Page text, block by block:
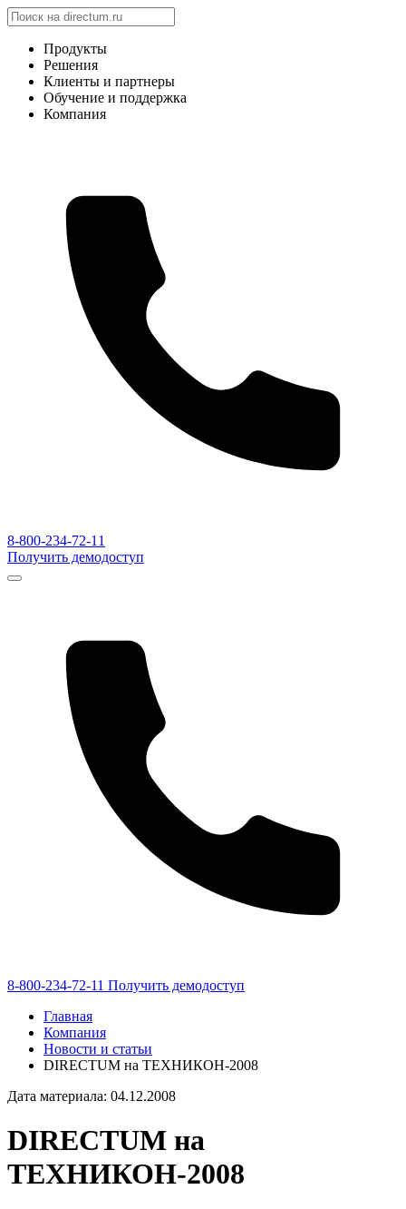
Продукты
Решения
Клиенты и партнеры
Обучение и поддержка
Компания
8-800-234-72-11
Получить демодоступ
8-800-234-72-11 Получить демодоступ
Главная
Компания
Новости и статьи
DIRECTUM на ТЕХНИКОН-2008
Дата материала: 04.12.2008
DIRECTUM на
ТЕХНИКОН-2008